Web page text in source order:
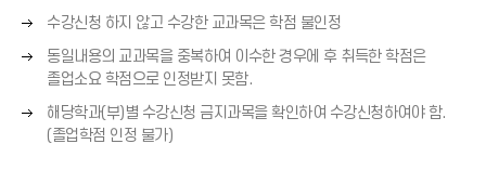
른
쪽
화
살
표
(
→
오
른
쪽
화
살
표
수강신청 하지 않고 수강한 교과목은 학점 불인정
오
른
쪽
화
살
동일내용의 교과목을 중복하여 이수한 경우에 후 취득한 학점은
졸업소요 학점으로 인정받지 못함.
오
른
해당학과(부)별 수강신청 금지과목을 확인하여 수강신청하여야 함.
(졸업학점 인정 불가)